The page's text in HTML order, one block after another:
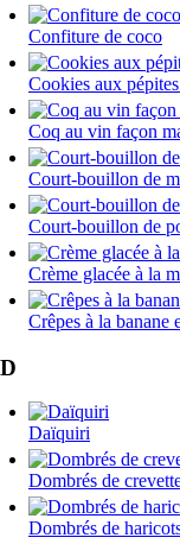
Confiture de coco
Cookies aux
Coq au vin façon
Court-bouillon de
Court-bouillon de
Crème glacée à la
Crêpes à la banane
D
Daïquiri
Dombrés de
Dombrés de